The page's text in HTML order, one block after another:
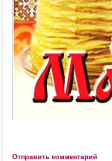
Отправить комментарий